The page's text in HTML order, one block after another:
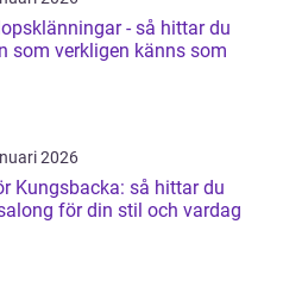
- så hittar du
som verkligen känns som
2026
Kungsbacka: så hittar du
för din stil och vardag